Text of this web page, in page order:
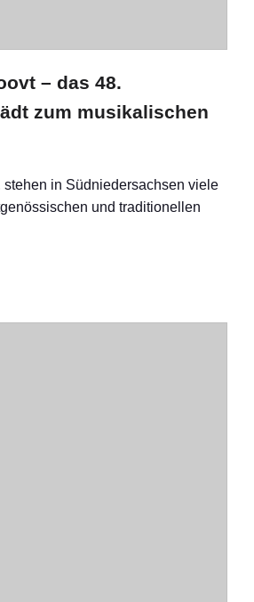
– das 48.
zum musikalischen
stehen in Südniedersachsen viele
und traditionellen